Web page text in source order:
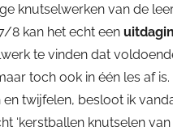
knutselwerken van de
8 kan het echt een
te vinden dat
toch ook in één les af is.
en twijfelen, besloot ik
‘kerstballen knutselen van